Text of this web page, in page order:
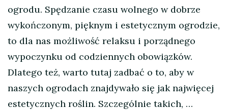
ogrodu. Spędzanie czasu wolnego w dobrze
wykończonym, pięknym i estetycznym ogrodzie,
to dla nas możliwość relaksu i porządnego
wypoczynku od codziennych obowiązków.
Dlatego też, warto tutaj zadbać o to, aby w
naszych ogrodach znajdywało się jak najwięcej
estetycznych roślin. Szczególnie takich, …